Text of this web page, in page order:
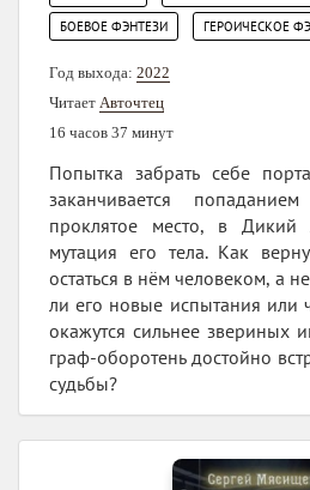
БОЕВОЕ ФЭНТЕЗИ ГЕРОИЧЕСКОЕ
Год выхода: 2022
Читает Авточтец
16 часов 37 минут
Попытка забрать себе
заканчивается
проклятое место, в Дикий
мутация его тела. Как
остаться в нём человеком, а
ли его новые испытания или
окажутся сильнее звериных
граф-оборотень достойно
судьбы?